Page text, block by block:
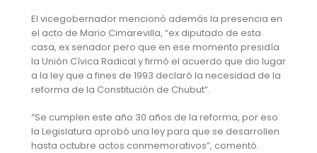
El vicegobernador mencionó además la presencia en
el acto de Mario Cimarevilla, “ex diputado de esta
casa, ex senador pero que en ese momento presidía
la Unión Cívica Radical y firmó el acuerdo que dio lugar
a la ley que a fines de 1993 declaró la necesidad de la
reforma de la Constitución de Chubut”.
“Se cumplen este año 30 años de la reforma, por eso
la Legislatura aprobó una ley para que se desarrollen
hasta octubre actos conmemorativos”, comentó.